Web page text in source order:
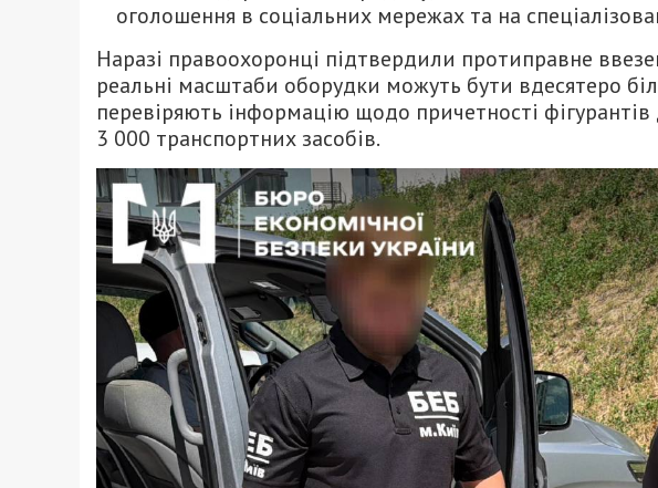
оголошення в соціальних мережах та на
Наразі правоохоронці підтвердили протиправне
реальні масштаби оборудки можуть бути вдесятеро
перевіряють інформацію щодо причетності
3 000 транспортних засобів.